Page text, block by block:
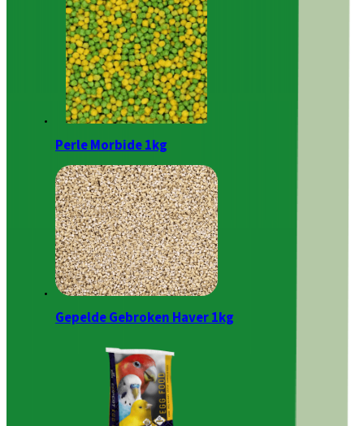
Perle Morbide 1kg
Gepelde Gebroken Haver 1kg